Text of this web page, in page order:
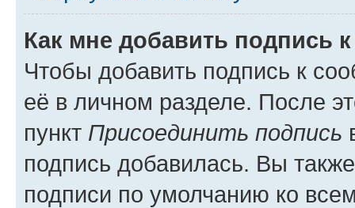
Как мне добавить подпись
Чтобы добавить подпись к
её в личном разделе. После
пункт Присоединить подпись
подпись добавилась. Вы
подписи по умолчанию ко